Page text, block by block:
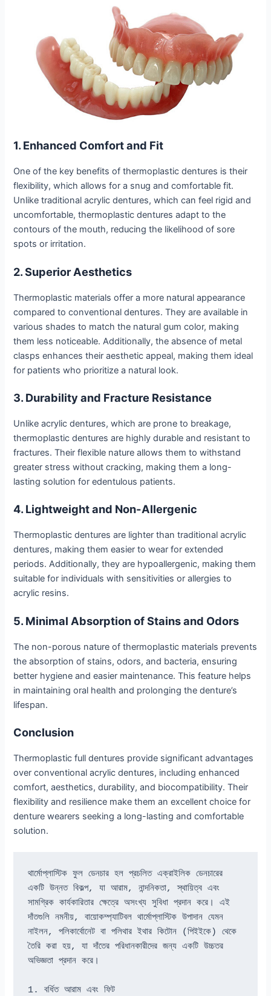
1. Enhanced Comfort and Fit
One of the key benefits of thermoplastic dentures is their
flexibility, which allows for a snug and comfortable fit.
Unlike traditional acrylic dentures, which can feel rigid and
uncomfortable, thermoplastic dentures adapt to the
contours of the mouth, reducing the likelihood of sore
spots or irritation.
2. Superior Aesthetics
Thermoplastic materials offer a more natural appearance
compared to conventional dentures. They are available in
various shades to match the natural gum color, making
them less noticeable. Additionally, the absence of metal
clasps enhances their aesthetic appeal, making them ideal
for patients who prioritize a natural look.
3. Durability and Fracture Resistance
Unlike acrylic dentures, which are prone to breakage,
thermoplastic dentures are highly durable and resistant to
fractures. Their flexible nature allows them to withstand
greater stress without cracking, making them a long-
lasting solution for edentulous patients.
4. Lightweight and Non-Allergenic
Thermoplastic dentures are lighter than traditional acrylic
dentures, making them easier to wear for extended
periods. Additionally, they are hypoallergenic, making them
suitable for individuals with sensitivities or allergies to
acrylic resins.
5. Minimal Absorption of Stains and Odors
The non-porous nature of thermoplastic materials prevents
the absorption of stains, odors, and bacteria, ensuring
better hygiene and easier maintenance. This feature helps
in maintaining oral health and prolonging the denture’s
lifespan.
Conclusion
Thermoplastic full dentures provide significant advantages
over conventional acrylic dentures, including enhanced
comfort, aesthetics, durability, and biocompatibility. Their
flexibility and resilience make them an excellent choice for
denture wearers seeking a long-lasting and comfortable
solution.
থার্মোপ্লাস্টিক ফুল ডেনচার হল প্রচলিত এক্রাইলিক ডেনচারের
একটি উন্নত বিকল্প, যা আরাম, নান্দনিকতা, স্থায়িত্ব এবং
সামগ্রিক কার্যকারিতার ক্ষেত্রে অসংখ্য সুবিধা প্রদান করে। এই
দাঁতগুলি নমনীয়, বায়োকম্প্যাটিবল থার্মোপ্লাস্টিক উপাদান যেমন
নাইলন, পলিকার্বোনেট বা পলিথার ইথার কিটোন (পিইইকে) থেকে
তৈরি করা হয়, যা দাঁতের পরিধানকারীদের জন্য একটি উচ্চতর
অভিজ্ঞতা প্রদান করে।
1. বর্ধিত আরাম এবং ফিট